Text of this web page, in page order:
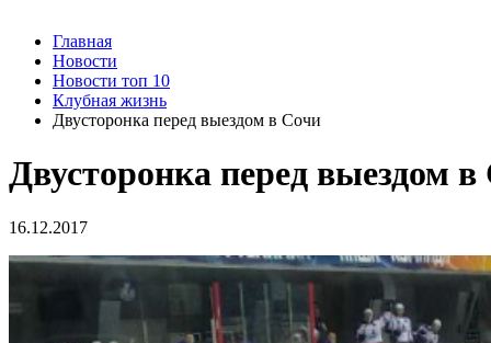
Главная
Новости
Новости топ 10
Клубная жизнь
Двусторонка перед выездом в Сочи
Двусторонка перед выездом
16.12.2017